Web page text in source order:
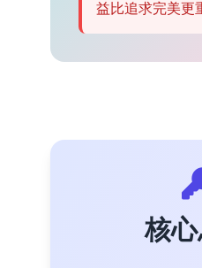
益比追求完美更
核